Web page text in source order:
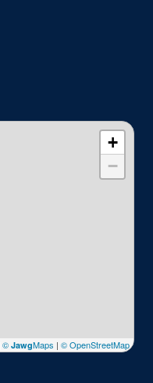
+
−
© JawgMaps | © OpenStreetMap